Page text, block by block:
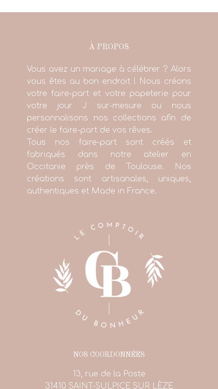
À PROPOS
Vous avez un mariage à célébrer ? Alors
vous êtes au bon endroit ! Nous créons
votre faire-part et votre papeterie pour
votre jour J sur-mesure ou nous
personnalisons nos collections afin de
créer le faire-part de vos rêves.
Tous nos faire-part sont créés et
fabriqués dans notre atelier en
Occitanie près de Toulouse. Nos
créations sont artisanales, uniques,
authentiques et Made in France.
NOS COORDONNÉES
13, rue de la Poste
31410 SAINT-SULPICE SUR LÈZE